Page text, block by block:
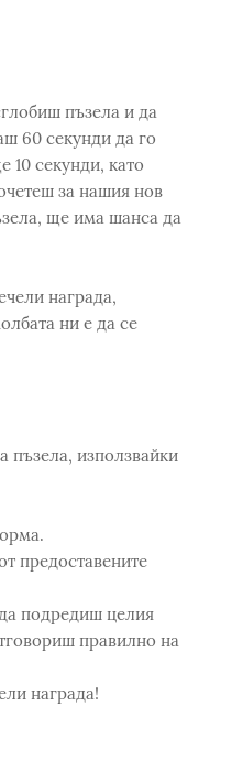
пъзела и да
60 секунди да го
секунди, като
за нашия нов
ще има шанса да
награда,
ни е да се
пъзела, използвайки
предоставените
подредиш целия
правилно на
награда!